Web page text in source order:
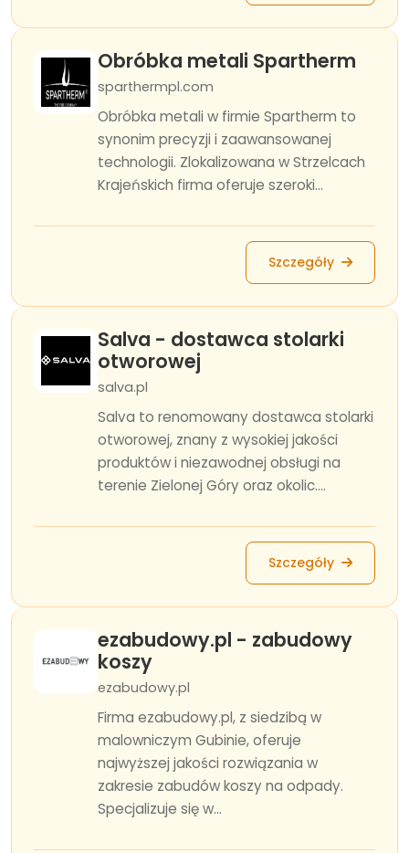
Obróbka metali Spartherm
sparthermpl.com
Obróbka metali w firmie Spartherm to
synonim precyzji i zaawansowanej
technologii. Zlokalizowana w Strzelcach
Krajeńskich firma oferuje szeroki...
Szczegóły
Salva - dostawca stolarki
otworowej
salva.pl
Salva to renomowany dostawca stolarki
otworowej, znany z wysokiej jakości
produktów i niezawodnej obsługi na
terenie Zielonej Góry oraz okolic....
Szczegóły
ezabudowy.pl - zabudowy
koszy
ezabudowy.pl
Firma ezabudowy.pl, z siedzibą w
malowniczym Gubinie, oferuje
najwyższej jakości rozwiązania w
zakresie zabudów koszy na odpady.
Specjalizuje się w...